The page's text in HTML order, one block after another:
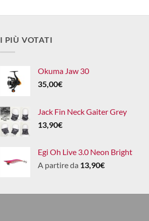
I PIÙ VOTATI
Okuma Jaw 30
35,00€
Jack Fin Neck Gaiter Grey
13,90€
Egi Oh Live 3.0 Neon Bright
A partire da 13,90€